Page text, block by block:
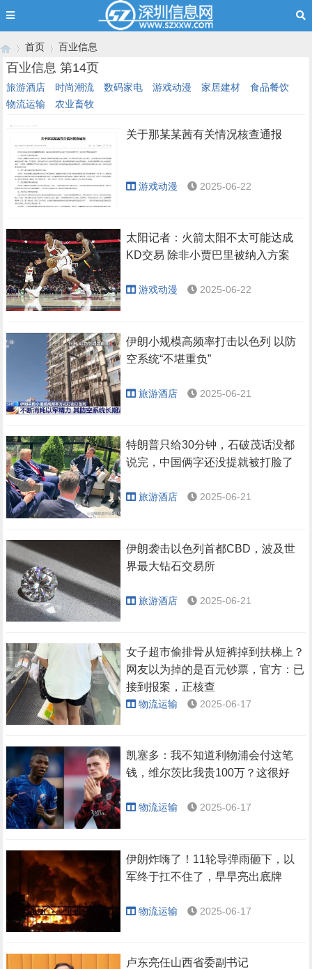
›
首页 百业信息
百业信息 第14页
旅游酒店 时尚潮流 数码家电 游戏动漫 家居建材
食品餐饮
物流运输
农业畜牧
关于那某某茜有关情况核查通报
游戏动漫 2025-06-22
太阳记者：火箭太阳不太可能达成
KD交易 除非小贾巴里被纳入方案
游戏动漫 2025-06-22
伊朗小规模高频率打击以色列 以防
空系统“不堪重负”
旅游酒店 2025-06-21
特朗普只给30分钟，石破茂话没都
说完，中国俩字还没提就被打脸了
旅游酒店 2025-06-21
伊朗袭击以色列首都CBD，波及世
界最大钻石交易所
旅游酒店 2025-06-21
女子超市偷排骨从短裤掉到扶梯上？
网友以为掉的是百元钞票，官方：已
接到报案，正核查
物流运输 2025-06-17
凯塞多：我不知道利物浦会付这笔
钱，维尔茨比我贵100万？这很好
物流运输 2025-06-17
伊朗炸嗨了！11轮导弹雨砸下，以
军终于扛不住了，早早亮出底牌
物流运输 2025-06-17
卢东亮任山西省委副书记